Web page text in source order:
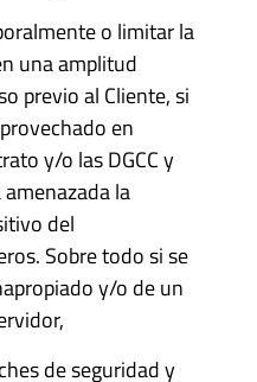
o limitar la
una amplitud
previo al Cliente, si
en
y/o las DGCC y
la
del
Sobre todo si se
y/o de un
de seguridad y